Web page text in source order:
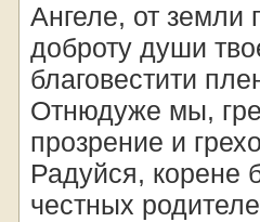
Ангеле, от земли
доброту души
благовестити
Отнюдуже мы,
прозрение и
Радуйся, корене
честных